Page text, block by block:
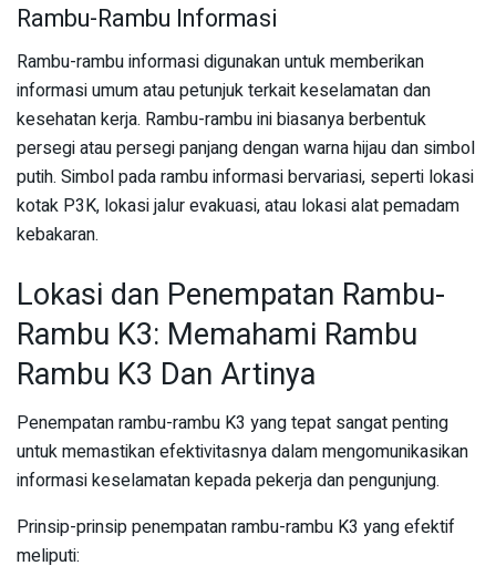
Rambu-Rambu Informasi
Rambu-rambu informasi digunakan untuk memberikan
informasi umum atau petunjuk terkait keselamatan dan
kesehatan kerja. Rambu-rambu ini biasanya berbentuk
persegi atau persegi panjang dengan warna hijau dan simbol
putih. Simbol pada rambu informasi bervariasi, seperti lokasi
kotak P3K, lokasi jalur evakuasi, atau lokasi alat pemadam
kebakaran.
Lokasi dan Penempatan Rambu-
Rambu K3: Memahami Rambu
Rambu K3 Dan Artinya
Penempatan rambu-rambu K3 yang tepat sangat penting
untuk memastikan efektivitasnya dalam mengomunikasikan
informasi keselamatan kepada pekerja dan pengunjung.
Prinsip-prinsip penempatan rambu-rambu K3 yang efektif
meliputi: